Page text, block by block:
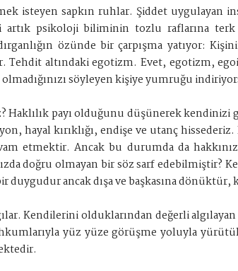
isteyen sapkın ruhlar. Şiddet uygulayan
psikoloji biliminin tozlu raflarına
özünde bir çarpışma yatıyor:
Tehdit altındaki egotizm. Evet, egotizm,
söyleyen kişiye yumruğu
Haklılık payı olduğunu düşünerek
hayal kırıklığı, endişe ve utanç
etmektir. Ancak bu durumda da
doğru olmayan bir söz sarf edebilmiştir?
ancak dışa ve başkasına
Kendilerini olduklarından değerli
yüz yüze görüşme yoluyla